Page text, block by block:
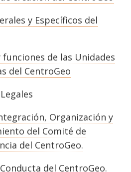
y Específicos del
de las Unidades
del CentroGeo
Organización y
del Comité de
del CentroGeo.
del CentroGeo.